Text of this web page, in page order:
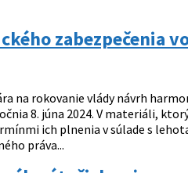
zabezpečenia
na rokovanie vlády návrh
8. júna 2024. V materiáli,
ich plnenia v súlade s
práva...